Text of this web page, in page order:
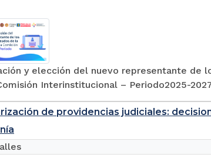
y elección del nuevo representante de
Interinstitucional – Periodo2025-
de providencias judiciales: